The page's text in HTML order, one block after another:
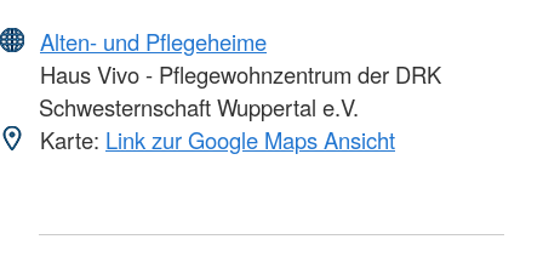
Alten- und Pflegeheime
Haus Vivo - Pflegewohnzentrum der DRK
Schwesternschaft Wuppertal e.V.
Karte: Link zur Google Maps Ansicht